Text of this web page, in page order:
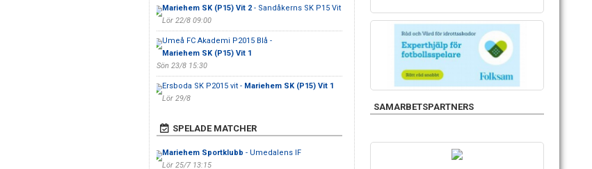
Mariehem SK (P15) Vit 2- Sandåkerns SK P15 Vit
Lör 22/8 09:00
Umeå FC Akademi P2015 Blå -
Mariehem SK (P15) Vit 1
Sön 23/8 15:30
Ersboda SK P2015 vit - Mariehem SK (P15) Vit 1
Lör 29/8
SPELADE MATCHER
Mariehem Sportklubb - Umedalens IF
Lör 25/7 13:15
SAMARBETSPARTNERS